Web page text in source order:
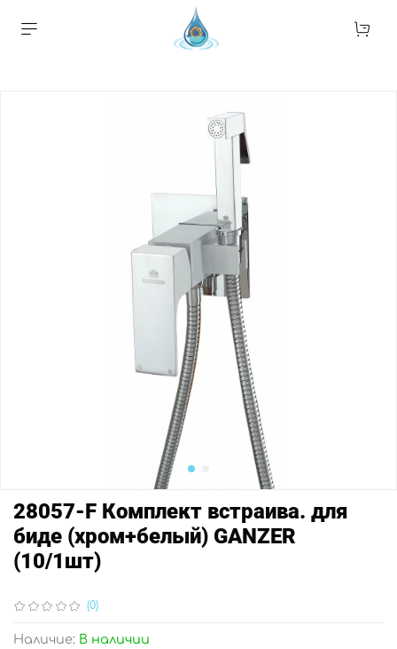
(0)
Наличие: В наличии
28057-F Комплект встраива. для
биде (хром+белый) GANZER
(10/1шт)